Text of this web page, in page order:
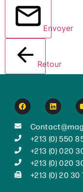
Envoyer
Retour
+213 (0) 550
+213 (0) 020
+213 (0) 020
+213 (0) 20 30